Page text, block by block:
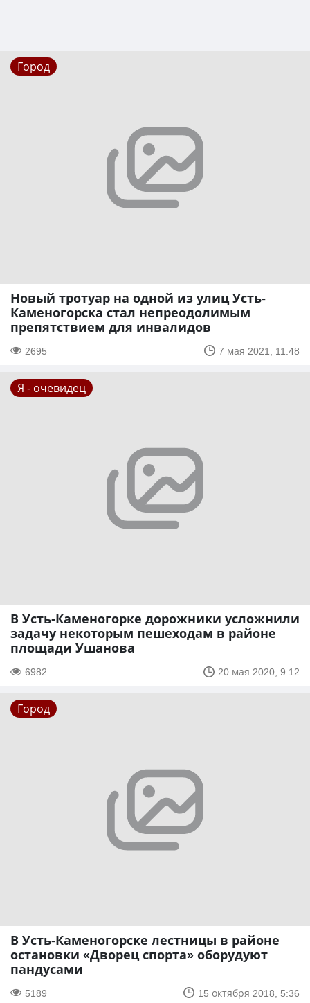
Город
Новый тротуар на одной из улиц Усть-
Каменогорска стал непреодолимым
препятствием для инвалидов
2695 7 мая 2021, 11:48
Я - очевидец
В Усть-Каменогорке дорожники усложнили
задачу некоторым пешеходам в районе
площади Ушанова
6982 20 мая 2020, 9:12
Город
В Усть-Каменогорске лестницы в районе
остановки «Дворец спорта» оборудуют
пандусами
5189 15 октября 2018, 5:36